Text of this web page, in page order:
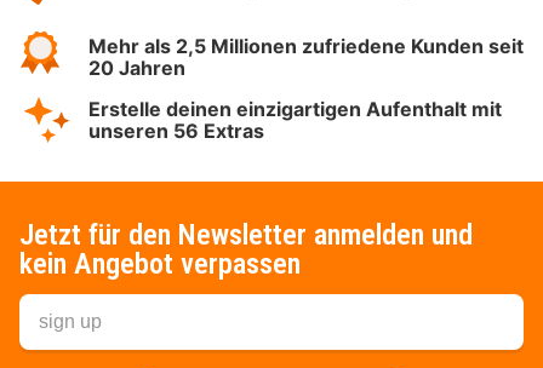
Mehr als 2,5 Millionen zufriedene Kunden seit
20 Jahren
Erstelle deinen einzigartigen Aufenthalt mit
unseren 56 Extras
Jetzt für den Newsletter anmelden und
kein Angebot verpassen